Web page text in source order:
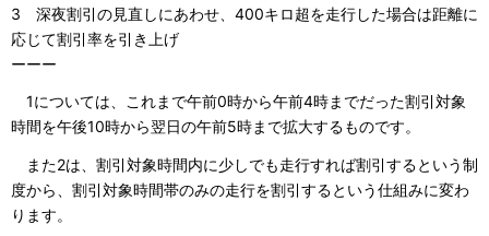
3 深夜割引の見直しにあわせ、400キロ超を走行した場合は距離に
応じて割引率を引き上げ
ーーー
1については、これまで午前0時から午前4時までだった割引対象
時間を午後10時から翌日の午前5時まで拡大するものです。
また2は、割引対象時間内に少しでも走行すれば割引するという制
度から、割引対象時間帯のみの走行を割引するという仕組みに変わ
ります。